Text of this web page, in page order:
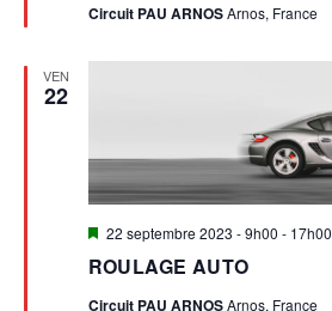
Circuit PAU ARNOSArnos, France
VEN
22
ROULAGE AUTO
Mis
avant
22 septembre 2023 - 9h00 - 17h00
Circuit PAU ARNOSArnos, France